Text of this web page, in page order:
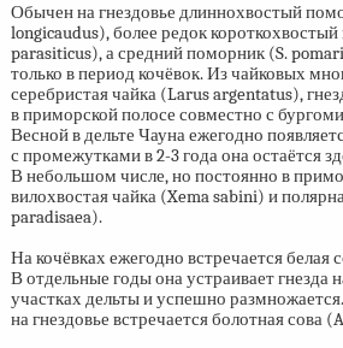
Обычен на гнездовье длиннохвостый
longicaudus), более редок
parasiticus), а средний поморник (S.
только в период кочёвок. Из чайковых
серебристая чайка (Larus argentatus),
в приморской полосе совместно с
Весной в дельте Чауна ежегодно
с промежутками в2-3года она остаётся
В небольшом числе, но постоянно в
вилохвостая чайка (Xema sabini) и
paradisaea).
На кочёвках ежегодно встречается белая
В отдельные годы она устраивает гнезда
участках дельты и успешно
на гнездовье встречается болотная сова